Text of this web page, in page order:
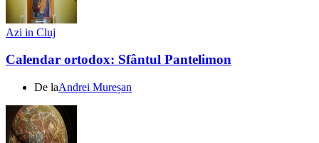
Azi in Cluj
Calendar ortodox: Sfântul Pantelimon
De laAndrei Mureșan